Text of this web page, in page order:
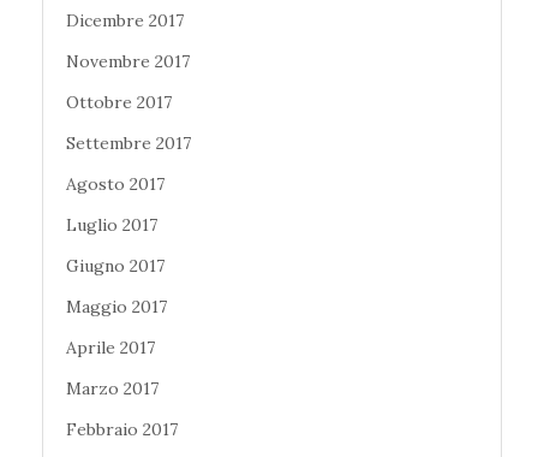
Dicembre 2017
Novembre 2017
Ottobre 2017
Settembre 2017
Agosto 2017
Luglio 2017
Giugno 2017
Maggio 2017
Aprile 2017
Marzo 2017
Febbraio 2017